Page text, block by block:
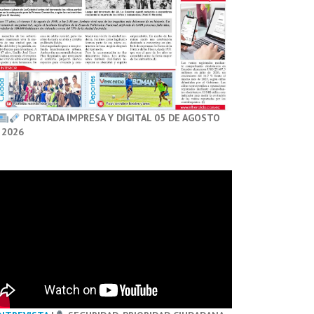
PORTADA IMPRESA Y DIGITAL 05 DE AGOSTO
2026